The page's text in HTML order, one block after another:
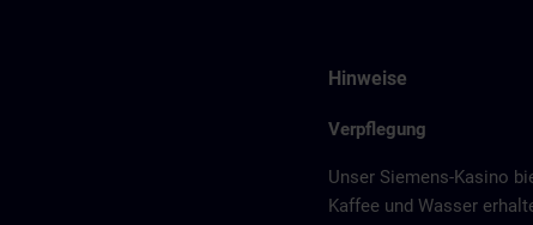
Hinweise
Verpflegung
Unser Siemens-Kasino
Kaffee und Wasser